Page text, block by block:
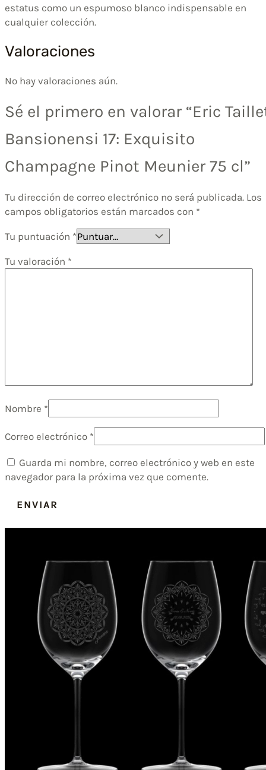
estatus como un espumoso blanco indispensable en
cualquier colección.
Valoraciones
No hay valoraciones aún.
Sé el primero en valorar “Eric
Bansionensi 17: Exquisito
Champagne Pinot Meunier 75 cl”
Tu dirección de correo electrónico no será publicada. Los
campos obligatorios están marcados con *
Tu puntuación *
Tu valoración *
Nombre *
Correo electrónico *
Guarda mi nombre, correo electrónico y web en este
navegador para la próxima vez que comente.